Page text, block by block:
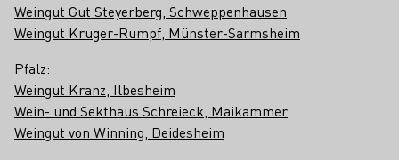
Weingut Gut Steyerberg, Schweppenhausen
Weingut Kruger-Rumpf, Münster-Sarmsheim
Pfalz:
Weingut Kranz, Ilbesheim
Wein- und Sekthaus Schreieck, Maikammer
Weingut von Winning, Deidesheim